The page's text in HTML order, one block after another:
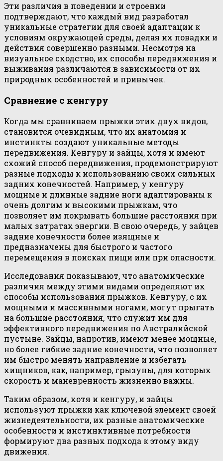
Эти различия в поведении и строении
подтверждают, что каждый вид разработал
уникальные стратегии для своей адаптации к
условиям окружающей среды, делая их повадки и
действия совершенно разными. Несмотря на
визуальное сходство, их способы передвижения и
выживания различаются в зависимости от их
природных особенностей и привычек.
Сравнение с кенгуру
Когда мы сравниваем прыжки этих двух видов,
становится очевидным, что их анатомия и
инстинкты создают уникальные методы
передвижения. Кенгуру и зайцы, хотя и имеют
схожий способ передвижения, продемонстрируют
разные подходы к использованию своих сильных
задних конечностей. Например, у кенгуру
мощные и длинные задние ноги адаптированы к
очень долгим и высокими прыжкам, что
позволяет им покрывать большие расстояния при
малых затратах энергии. В свою очередь, у зайцев
задние конечности более изящные и
предназначены для быстрого и частого
перемещения в поисках пищи или при опасности.
Исследования показывают, что анатомические
различия между этими видами определяют их
способы использования прыжков. Кенгуру, с их
мощными и массивными ногами, могут прыгать
на большие расстояния, что служит им для
эффективного передвижения по Австралийской
пустыне. Зайцы, напротив, имеют менее мощные,
но более гибкие задние конечности, что позволяет
им быстро менять направление и избегать
хищников, как, например, грызуны, для которых
скорость и маневренность жизненно важны.
Таким образом, хотя и кенгуру, и зайцы
используют прыжки как ключевой элемент своей
жизнедеятельности, их разные анатомические
особенности и инстинктивные потребности
формируют два разных подхода к этому виду
движения.